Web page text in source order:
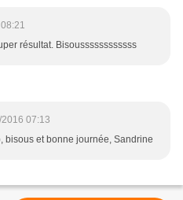
résultat. Bisoussssssssssss
07:13
bisous et bonne journée, Sandrine